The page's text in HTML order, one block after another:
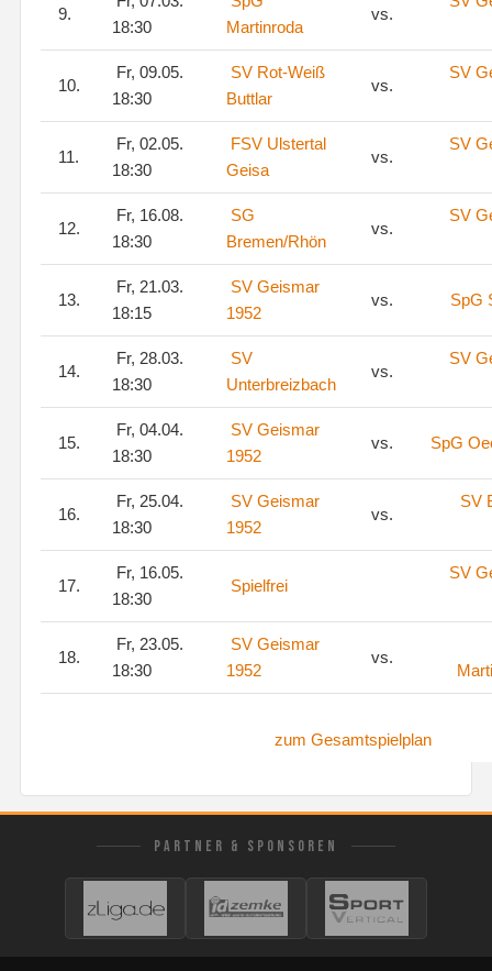
9.
18:30
Martinroda
vs.
10.
Fr, 09.05.
18:30
SV Rot-Weiß
Buttlar
vs.
SV
11.
Fr, 02.05.
18:30
FSV Ulstertal
Geisa
vs.
SV
12.
Fr, 16.08.
18:30
SG
Bremen/Rhön
vs.
SV
13.
Fr, 21.03.
18:15
SV Geismar
1952
vs. SpG
14.
Fr, 28.03.
18:30
SV
Unterbreizbach
vs.
SV
15.
Fr, 04.04.
18:30
SV Geismar
1952
vs. SpG
16.
Fr, 25.04.
18:30
SV Geismar
1952
vs.
SV
17.
Fr, 16.05.
18:30
Spielfrei
SV
18.
Fr, 23.05.
18:30
SV Geismar
1952
vs.
zum Gesamtspielplan
PARTNER & SPONSOREN